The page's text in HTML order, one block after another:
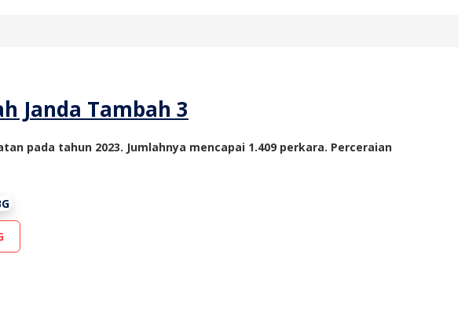
Janda Tambah 3
pada tahun 2023. Jumlahnya mencapai 1.409 perkara. Perceraian